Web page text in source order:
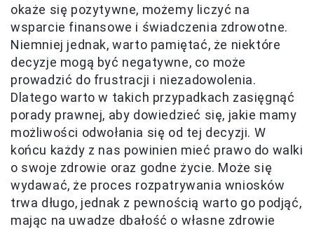
okaże się pozytywne, możemy liczyć na
wsparcie finansowe i świadczenia zdrowotne.
Niemniej jednak, warto pamiętać, że niektóre
decyzje mogą być negatywne, co może
prowadzić do frustracji i niezadowolenia.
Dlatego warto w takich przypadkach zasięgnąć
porady prawnej, aby dowiedzieć się, jakie mamy
możliwości odwołania się od tej decyzji. W
końcu każdy z nas powinien mieć prawo do walki
o swoje zdrowie oraz godne życie. Może się
wydawać, że proces rozpatrywania wniosków
trwa długo, jednak z pewnością warto go podjąć,
mając na uwadze dbałość o własne zdrowie